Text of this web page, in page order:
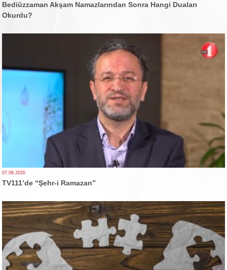
Bediüzzaman Akşam Namazlarından Sonra Hangi Duaları
Okurdu?
07.08.2026
TV111’de “Şehr-i Ramazan”